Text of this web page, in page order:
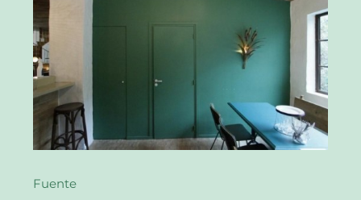
Fuente